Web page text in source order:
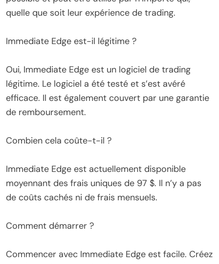
quelle que soit leur expérience de trading.
Immediate Edge est-il légitime ?
Oui, Immediate Edge est un logiciel de trading
légitime. Le logiciel a été testé et s’est avéré
efficace. Il est également couvert par une garantie
de remboursement.
Combien cela coûte-t-il ?
Immediate Edge est actuellement disponible
moyennant des frais uniques de 97 $. Il n’y a pas
de coûts cachés ni de frais mensuels.
Comment démarrer ?
Commencer avec Immediate Edge est facile. Créez